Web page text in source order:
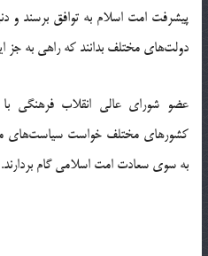
پیشرفت امت اسلام به توافق برسند و
دولت‌های مختلف بدانند که راهی به
عضو شورای عالی انقلاب فرهنگی
کشورهای مختلف خواست سیاست‌های
به سوی سعادت امت اسلامی گام بردارند.